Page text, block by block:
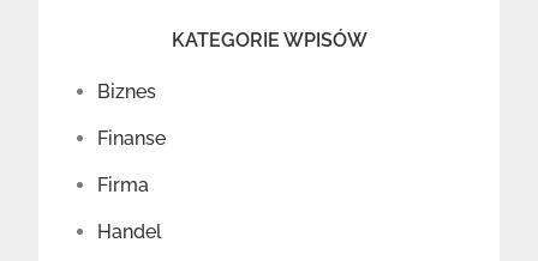
KATEGORIE WPISÓW
Biznes
Finanse
Firma
Handel